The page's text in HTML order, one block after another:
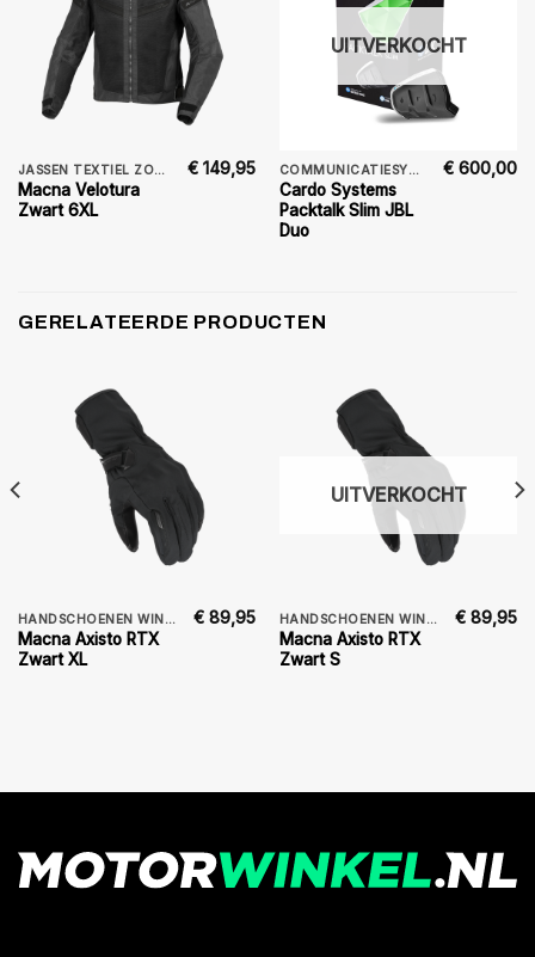
JASSEN TEXTIEL ZOMER
Macna Velotura
Zwart 6XL
€ 149,95
UITVERKOCHT
COMMUNICATIESYSTEMEN
Cardo Systems
Packtalk Slim JBL
Duo
€ 600,00
GERELATEERDE PRODUCTEN
HANDSCHOENEN WINTER
Macna Axisto RTX
Zwart XL
€ 89,95
UITVERKOCHT
HANDSCHOENEN WINTER
Macna Axisto RTX
Zwart S
€ 89,95